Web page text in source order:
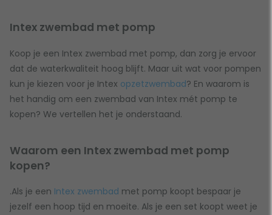
Intex zwembad met pomp
Koop je een Intex zwembad met pomp, dan zorg je ervoor
dat de waterkwaliteit hoog blijft. Maar uit wat voor pompen
kun je kiezen voor je Intex opzetzwembad? En waarom is
het handig om een zwembad van Intex mét pomp te
kopen? We vertellen het je onderstaand.
Waarom een Intex zwembad met pomp
kopen?
.Als je een Intex zwembad met pomp koopt bespaar je
jezelf een hoop tijd en moeite. Als je een set koopt weet je